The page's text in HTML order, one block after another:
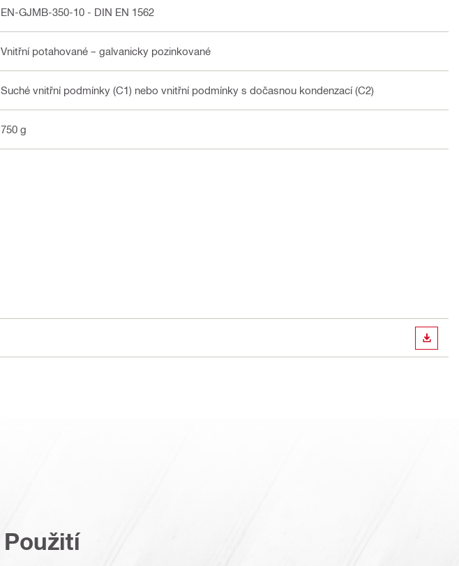
EN-GJMB-350-10 - DIN EN 1562
Vnitřní potahované – galvanicky pozinkované
Suché vnitřní podmínky (C1) nebo vnitřní podmínky s dočasnou kondenzací (C2)
750 g
Použití